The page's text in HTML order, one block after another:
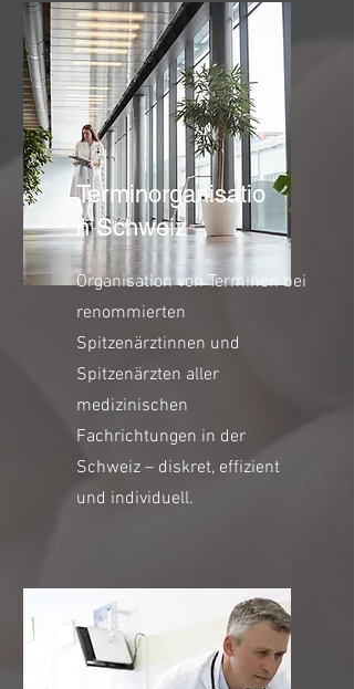
Terminorganisatio
n Schweiz
Organisation von Terminen bei
renommierten
Spitzenärztinnen und
Spitzenärzten aller
medizinischen
Fachrichtungen in der
Schweiz – diskret, effizient
und individuell.